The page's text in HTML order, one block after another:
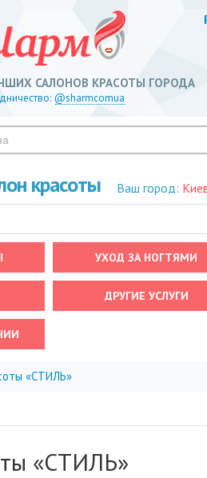
САЛОНОВ КРАСОТЫ ГОРОДА
@sharmcomua
красоты Ваш город:
УХОД ЗА НОГТЯМИ
ДРУГИЕ УСЛУГИ
«СТИЛЬ»
«СТИЛЬ»